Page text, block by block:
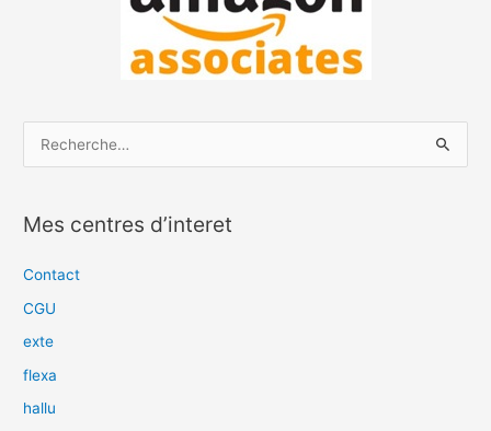
h
e
e
r
Mes centres d’interet
Contact
CGU
exte
flexa
hallu